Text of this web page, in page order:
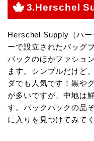
3.Herschel
Herschel Supply（ハ
ーで設立されたバッグ
パックのほかファショ
ます。シンプルだけど
ダでも人気です！黒や
が多いですが、中地は
す。バックパックの品
に入りを見つけてみて